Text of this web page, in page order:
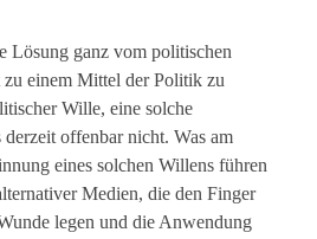
Lösung ganz vom politischen
einem Mittel der Politik zu
Wille, eine solche
derzeit offenbar nicht. Was am
eines solchen Willens führen
Medien, die den Finger
legen und die Anwendung